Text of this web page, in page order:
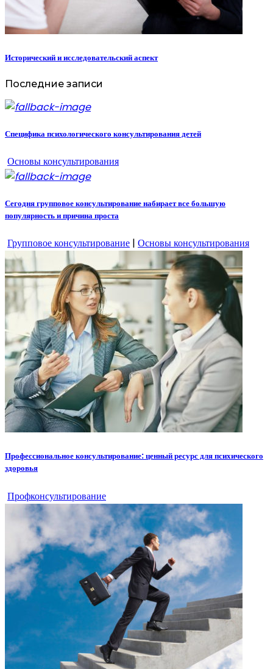
Исторический и исследовательский аспект
Последние записи
Специфика психологического консультирования детей
Основы консультирования
Сегодня групповое консультирование набирает все большую
популярность и причина проста
Групповое консультирование | Основы консультирования
Профессиональное консультирование: ценный ресурс для психического
здоровья
Профконсультирование